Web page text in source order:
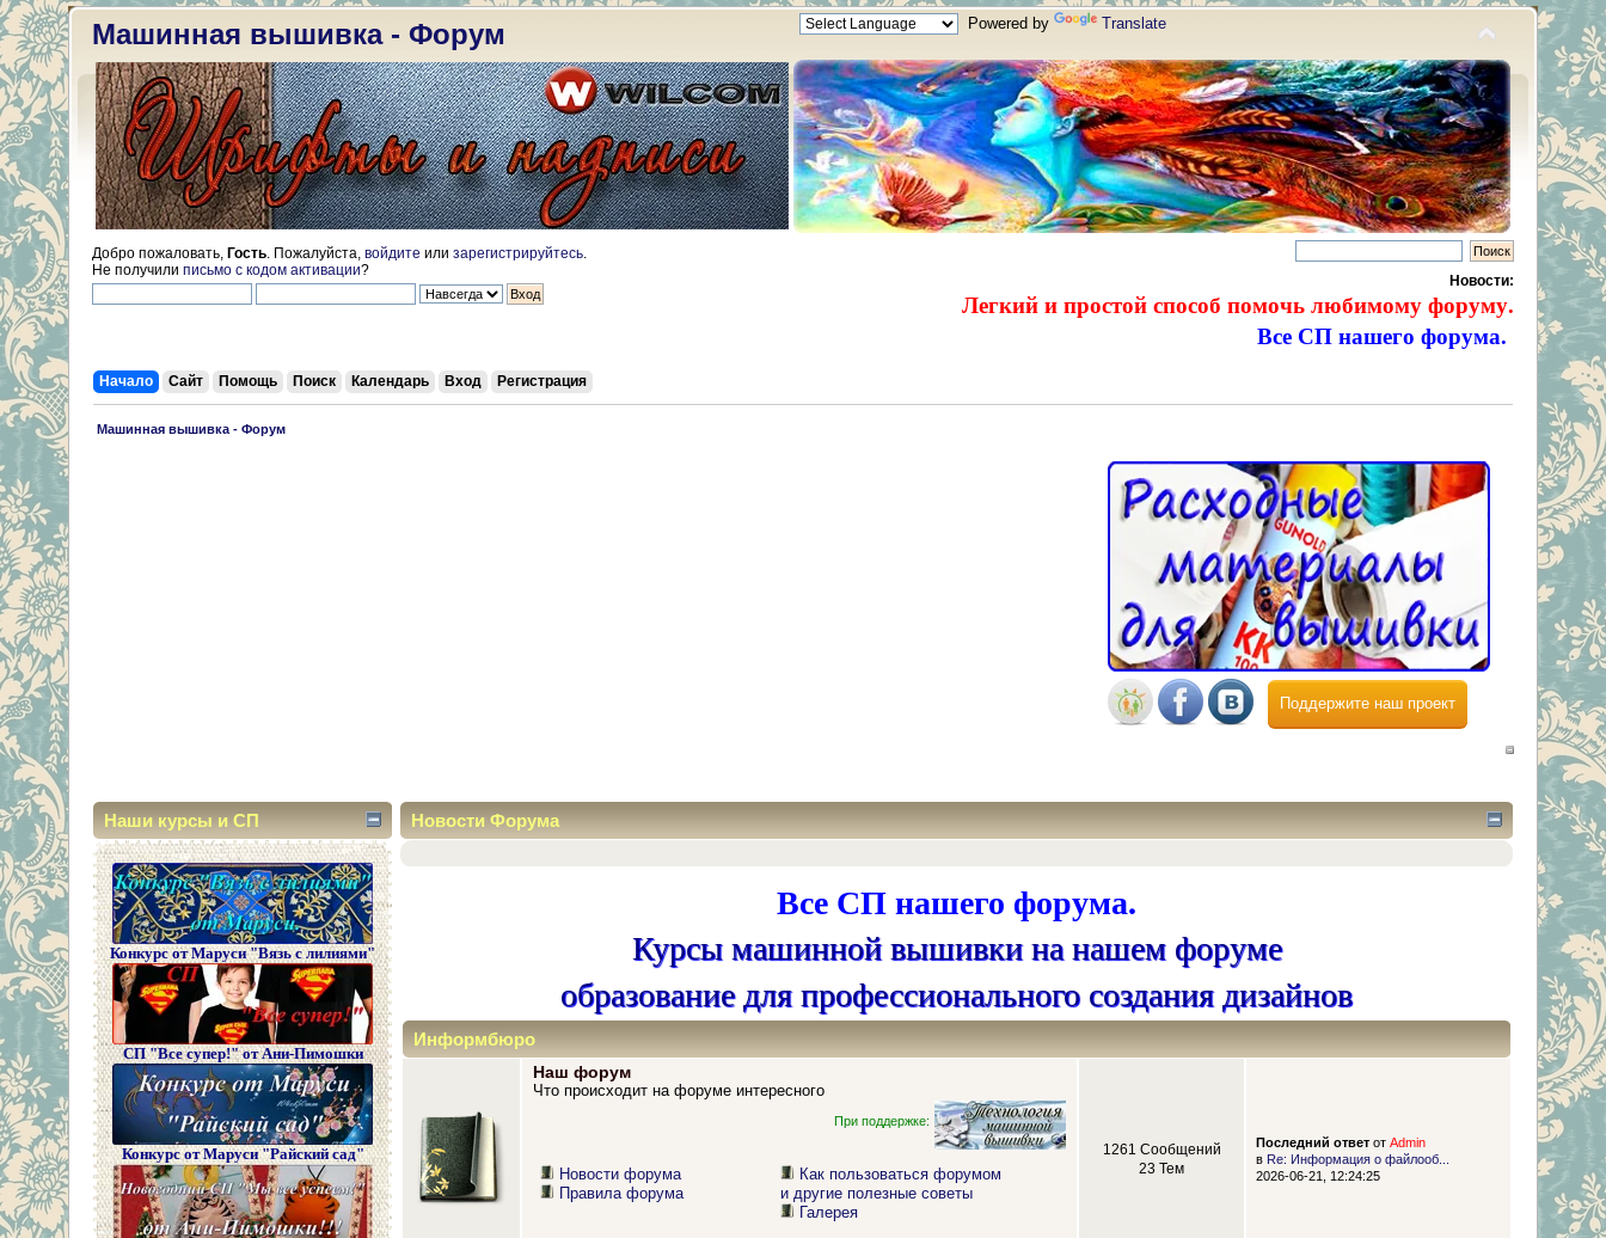
Машинная вышивка - Форум Powered by Translate
Добро пожаловать, Гость . Пожалуйста, войдите или зарегистрируйтесь
Не получили письмо с кодом активации?
Новости:
Легкий и простой способ помочь любимому форуму.
Все СП нашего форума.
Начало Сайт Помощь Поиск Календарь Вход Регистрация
Машинная вышивка - Форум
Поддержите наш проект
Наши курсы и СП
Конкурс от Маруси "Вязь с лилиями"
СП "Все супер!" от Ани-Пимошки
Конкурс от Маруси "Райский сад"
Новости Форума
Все СП нашего форума.
Курсы машинной вышивки на нашем форуме
образование для профессионального создания дизайнов
Информбюро
Наш форум
Что происходит на форуме интересного
При поддержке:
Новости форума
Правила форума
Как пользоваться форумом
и другие полезные советы
Галерея
1261 Сообщений
23 Тем
Последний ответот Admin
в Re: Информация о файлооб...
2026-06-21, 12:24:25